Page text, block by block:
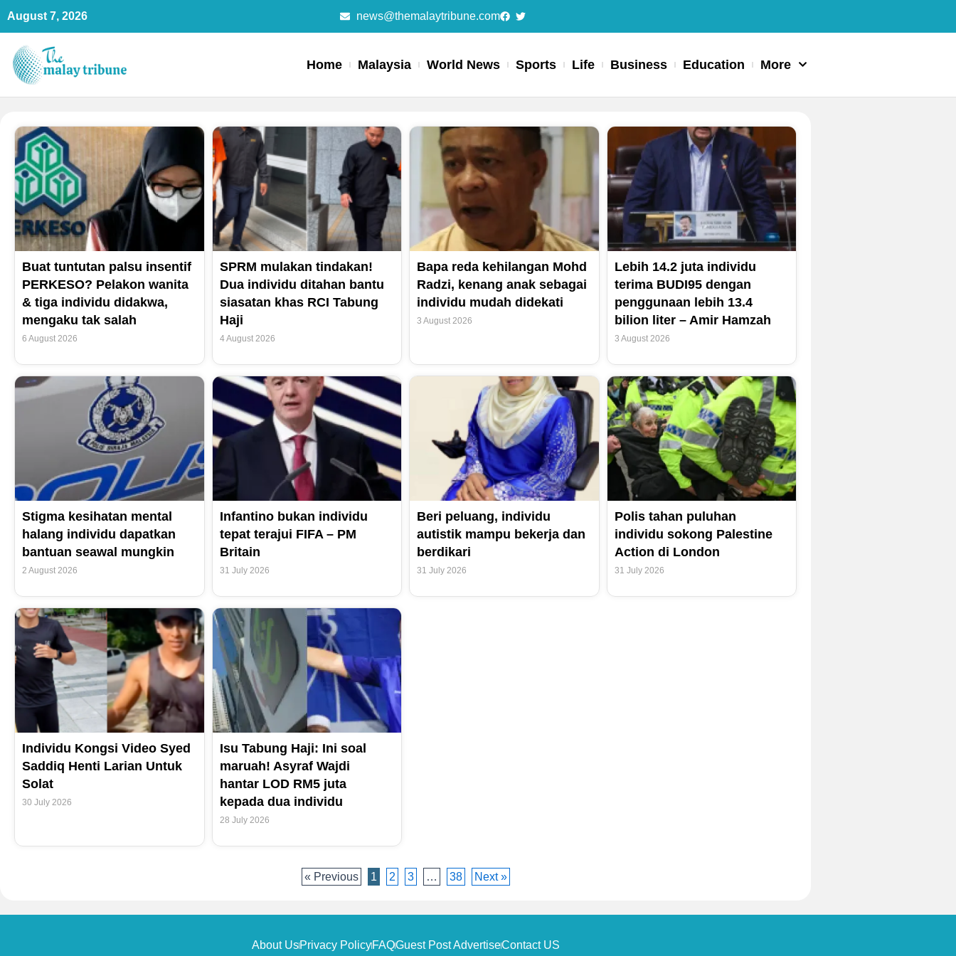
Skip
content
August 7, 2026 news@themalaytribune.com
Home Malaysia World News Sports Life Business Education More
Buat tuntutan palsu insentif
PERKESO? Pelakon wanita
& tiga individu didakwa,
mengaku tak salah
6 August 2026
SPRM mulakan tindakan!
Dua individu ditahan bantu
siasatan khas RCI Tabung
Haji
4 August 2026
Bapa reda kehilangan Mohd
Radzi, kenang anak sebagai
individu mudah didekati
3 August 2026
Lebih 14.2 juta individu
terima BUDI95 dengan
penggunaan lebih 13.4
bilion liter – Amir Hamzah
3 August 2026
Stigma kesihatan mental
halang individu dapatkan
bantuan seawal mungkin
2 August 2026
Infantino bukan individu
tepat terajui FIFA – PM
Britain
31 July 2026
Beri peluang, individu
autistik mampu bekerja dan
berdikari
31 July 2026
Polis tahan puluhan
individu sokong Palestine
Action di London
31 July 2026
Individu Kongsi Video Syed
Saddiq Henti Larian Untuk
Solat
30 July 2026
Isu Tabung Haji: Ini soal
maruah! Asyraf Wajdi
hantar LOD RM5 juta
kepada dua individu
28 July 2026
« Previous
Page
1
Page
2
Page
3 …
Page
38 Next »
About UsPrivacy PolicyFAQGuest Post AdvertiseContact US